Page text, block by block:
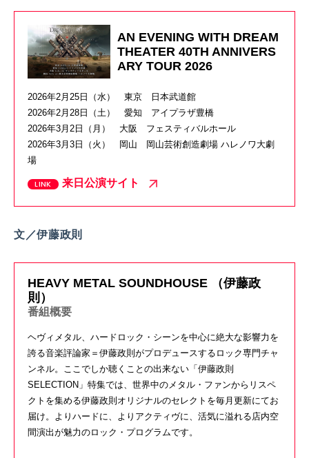
AN EVENING WITH DREAM
THEATER 40TH ANNIVERS
ARY TOUR 2026
2026年2月25日（水） 東京 日本武道館
2026年2月28日（土） 愛知 アイプラザ豊橋
2026年3月2日（月） 大阪 フェスティバルホール
2026年3月3日（火） 岡山 岡山芸術創造劇場 ハレノワ大劇
場
来日公演サイト
文／伊藤政則
HEAVY METAL SOUNDHOUSE （伊藤政
則）
番組概要
ヘヴィメタル、ハードロック・シーンを中心に絶大な影響力を
誇る音楽評論家＝伊藤政則がプロデュースするロック専門チャ
ンネル。ここでしか聴くことの出来ない「伊藤政則
SELECTION」特集では、世界中のメタル・ファンからリスペ
クトを集める伊藤政則オリジナルのセレクトを毎月更新にてお
届け。よりハードに、よりアクティヴに、活気に溢れる店内空
間演出が魅力のロック・プログラムです。